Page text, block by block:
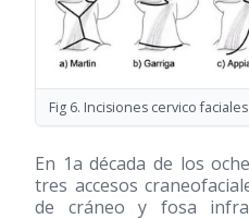
Fig 6. Incisiones cervico
En 1a década de los
tres accesos
de cráneo y fosa